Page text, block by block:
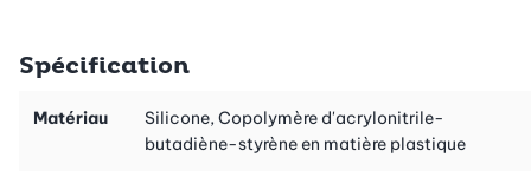
Le Caddy™ est équipé d'un large rail, idéal pour suspendre les
torchons humides afin qu'ils sèchent rapidement. De plus, ce
Spécification
Matériau
Silicone, Copolymère d'acrylonitrile-
butadiène-styrène en matière plastique